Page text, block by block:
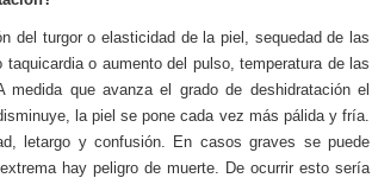
del turgor o elasticidad de la piel, sequedad de las
o aumento del pulso, temperatura de las
que avanza el grado de deshidratación el
la piel se pone cada vez más pálida y fría.
letargo y confusión. En casos graves se puede
hay peligro de muerte. De ocurrir esto sería